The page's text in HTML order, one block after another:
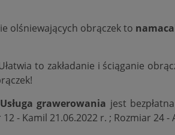
olśniewających obrączek to
to zakładanie i ściąganie
Usługa grawerowania jest
12 - Kamil 21.06.2022 r. ; Rozmiar 24